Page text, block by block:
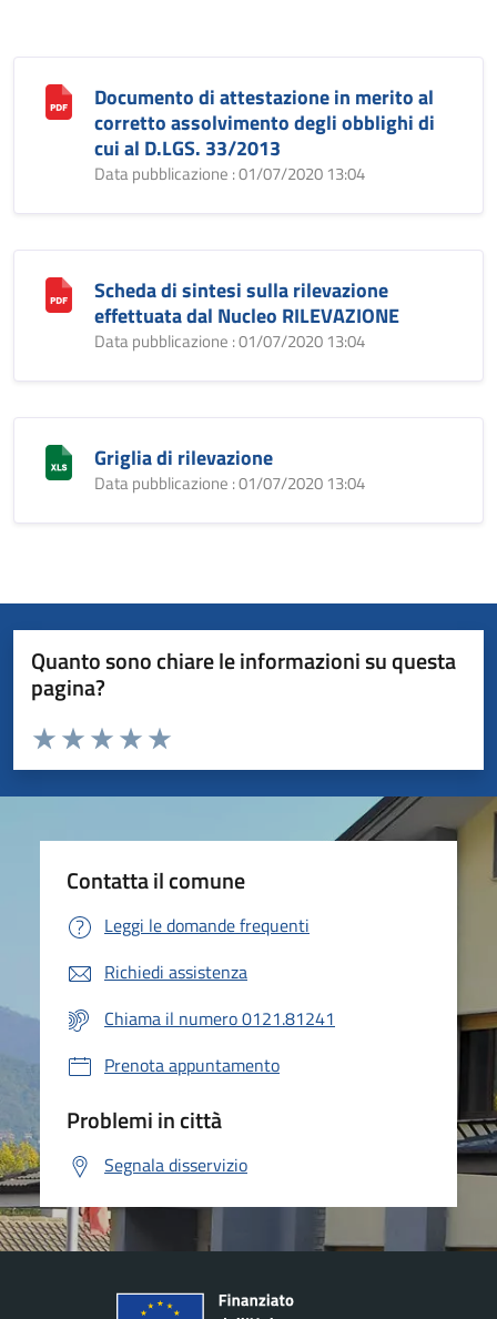
Documento di attestazione in merito al
corretto assolvimento degli obblighi di
cui al D.LGS. 33/2013
Data pubblicazione : 01/07/2020 13:04
Scheda di sintesi sulla rilevazione
effettuata dal Nucleo RILEVAZIONE
Data pubblicazione : 01/07/2020 13:04
Griglia di rilevazione
Data pubblicazione : 01/07/2020 13:04
Quanto sono chiare le informazioni su questa
pagina?
Valuta da 1 a 5 stelle la pagina
Valuta 5 stelle su 5
Valuta 4 stelle su 5
Valuta 3 stelle su 5
Valuta 2 stelle su 5
Valuta 1 stelle su 5
Contatta il comune
Leggi le domande frequenti
Richiedi assistenza
Chiama il numero 0121.81241
Prenota appuntamento
Problemi in città
Segnala disservizio